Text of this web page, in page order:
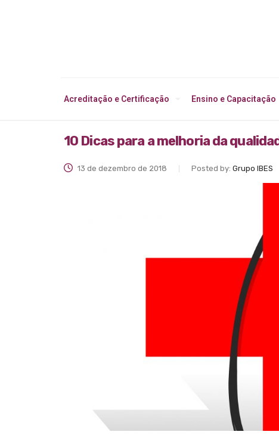
Acreditação e Certificação Ensino e Capacitação
10 Dicas para a melhoria da
13 de dezembro de 2018 Posted by: Grupo IBES